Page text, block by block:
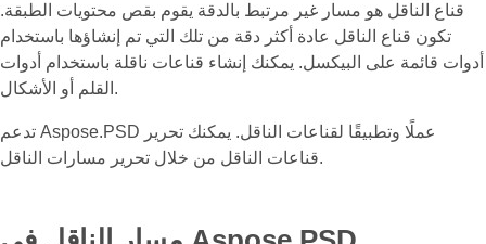
قناع الناقل هو مسار غير مرتبط بالدقة يقوم بقص محتويات الطبقة.
تكون قناع الناقل عادة أكثر دقة من تلك التي تم إنشاؤها باستخدام
أدوات قائمة على البيكسل. يمكنك إنشاء قناعات ناقلة باستخدام أدوات
القلم أو الأشكال.
تدعم Aspose.PSD عملًا وتطبيقًا لقناعات الناقل. يمكنك تحرير
قناعات الناقل من خلال تحرير مسارات الناقل.